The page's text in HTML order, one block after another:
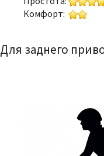
Комфорт:
Для заднего